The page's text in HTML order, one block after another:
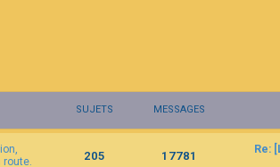
SUJETS MESSAGES
route.
205 17781 Re: